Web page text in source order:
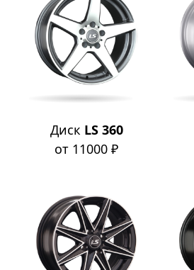
Диск LS 360
от 11000 ₽